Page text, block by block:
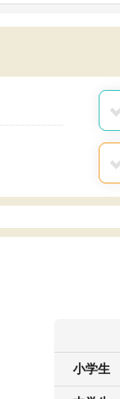
あれば自学自習で
からず辞めること
小学生